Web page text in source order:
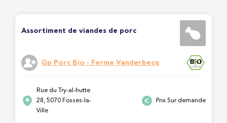
Assortiment de viandes de porc
Gp Porc Bio - Ferme Vanderbecq
Rue du Try-al-hutte
28, 5070 Fosses-la-
Ville
Prix Sur demande